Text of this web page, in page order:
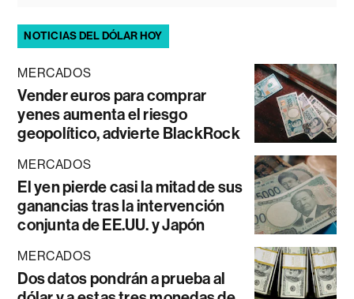
NOTICIAS DEL DÓLAR HOY
MERCADOS
Vender euros para comprar
yenes aumenta el riesgo
geopolítico, advierte BlackRock
MERCADOS
El yen pierde casi la mitad de sus
ganancias tras la intervención
conjunta de EE.UU. y Japón
MERCADOS
Dos datos pondrán a prueba al